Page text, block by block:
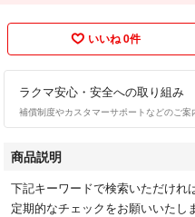
いいね 0件
ラクマ安心・安全への取り組み
補償制度やカスタマーサポートなどのご案
商品説明
下記キーワードで検索いただけれ
定期的なチェックをお願いいたし